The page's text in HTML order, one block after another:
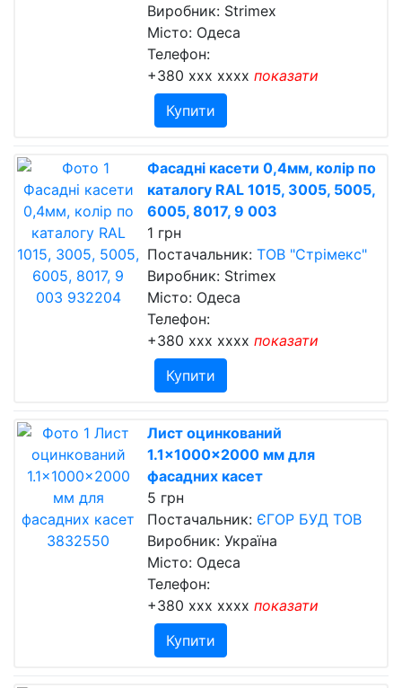
Виробник: Strimex
Місто: Одеса
Телефон:
+380 xxx xxxx показати
Купити
Фасадні касети 0,4мм, колір по
каталогу RAL 1015, 3005, 5005,
6005, 8017, 9 003
1 грн
Постачальник: ТОВ "Стрімекс"
Виробник: Strimex
Місто: Одеса
Телефон:
+380 xxx xxxx показати
Купити
Лист оцинкований
1.1×1000×2000 мм для
фасадних касет
5 грн
Постачальник: ЄГОР БУД ТОВ
Виробник: Україна
Місто: Одеса
Телефон:
+380 xxx xxxx показати
Купити